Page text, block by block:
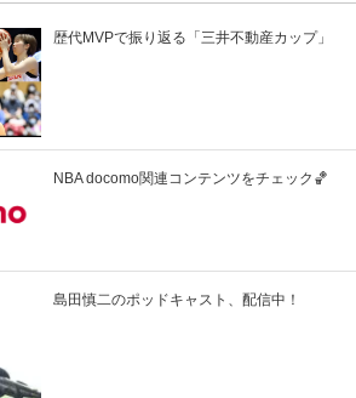
歴代MVPで振り返る「三井不動産カップ」
NBA docomo関連コンテンツをチェック🏀
島田慎二のポッドキャスト、配信中！